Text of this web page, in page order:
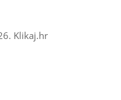
Klikaj.hr